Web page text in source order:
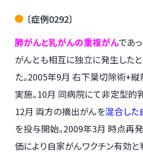
〔症例0292〕
肺がんと乳がんの重複がんであ
がんとも相互に独立に発生した
た。2005年9月 右下葉切除術+
実施。10月 同病院にて非定型的
12月 両方の摘出がんを混合した
を投与開始。2009年3月 時点再
価により自家がんワクチン有効と